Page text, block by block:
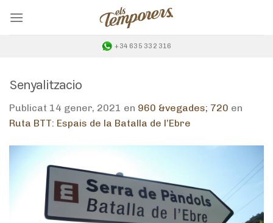
content
+34 635 332 316
Senyalitzacio
Publicat 14 gener, 2021 en 960 &vegades; 720 en
Ruta BTT: Espais de la Batalla de l’Ebre